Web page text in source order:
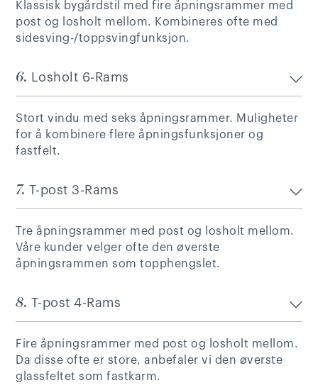
Klassisk bygårdstil med fire åpningsrammer med
post og losholt mellom. Kombineres ofte med
sidesving-/toppsvingfunksjon.
6. Losholt 6-Rams
Stort vindu med seks åpningsrammer. Muligheter
for å kombinere flere åpningsfunksjoner og
fastfelt.
7. T-post 3-Rams
Tre åpningsrammer med post og losholt mellom.
Våre kunder velger ofte den øverste
åpningsrammen som topphengslet.
8. T-post 4-Rams
Fire åpningsrammer med post og losholt mellom.
Da disse ofte er store, anbefaler vi den øverste
glassfeltet som fastkarm.